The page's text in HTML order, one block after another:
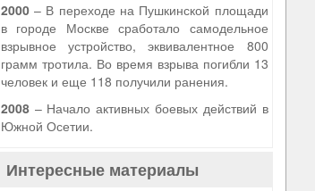
2000– В переходе на Пушкинской площади
в городе Москве сработало самодельное
взрывное устройство, эквивалентное 800
грамм тротила. Во время взрыва погибли 13
человек и еще 118 получили ранения.
2008– Начало активных боевых действий в
Южной Осетии.
Интересные материалы